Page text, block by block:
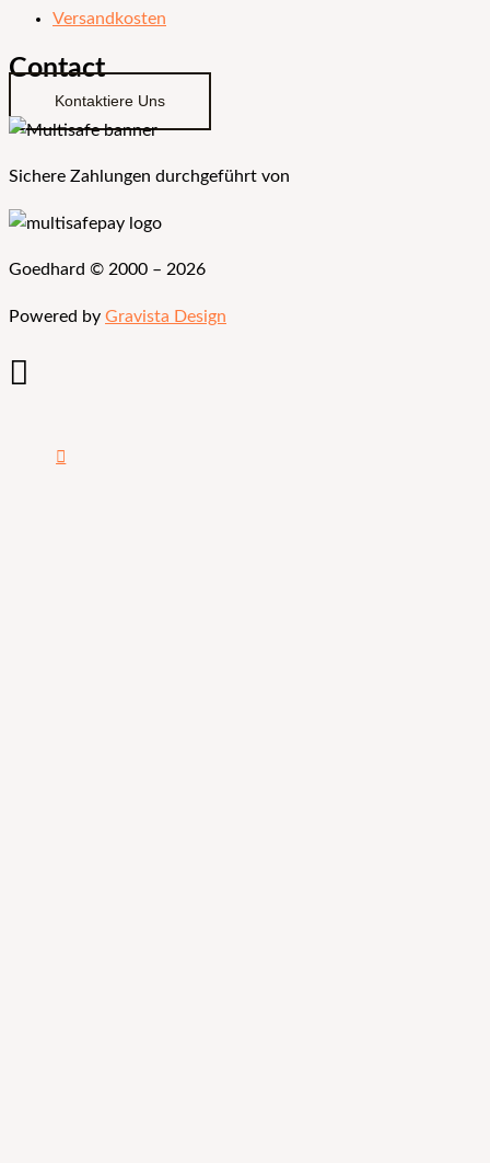
Versandkosten
Contact
Kontaktiere Uns
Sichere Zahlungen durchgeführt von
Goedhard © 2000 – 2026
Powered by Gravista Design